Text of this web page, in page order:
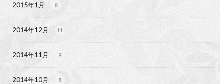
2015年1月 8
2014年12月 11
2014年11月 9
2014年10月 8